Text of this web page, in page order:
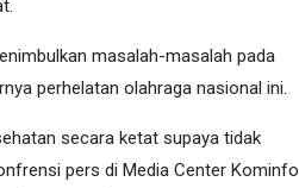
masalah-masalah pada
perhelatan olahraga nasional ini.
secara ketat supaya tidak
pers di Media Center Kominfo